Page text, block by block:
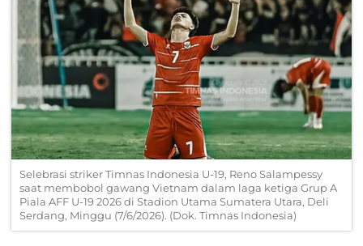
Selebrasi striker Timnas Indonesia U-19, Reno Salampessy
saat membobol gawang Vietnam dalam laga ketiga Grup A
Piala AFF U-19 2026 di Stadion Utama Sumatera Utara, Deli
Serdang, Minggu (7/6/2026). (Dok. Timnas Indonesia)